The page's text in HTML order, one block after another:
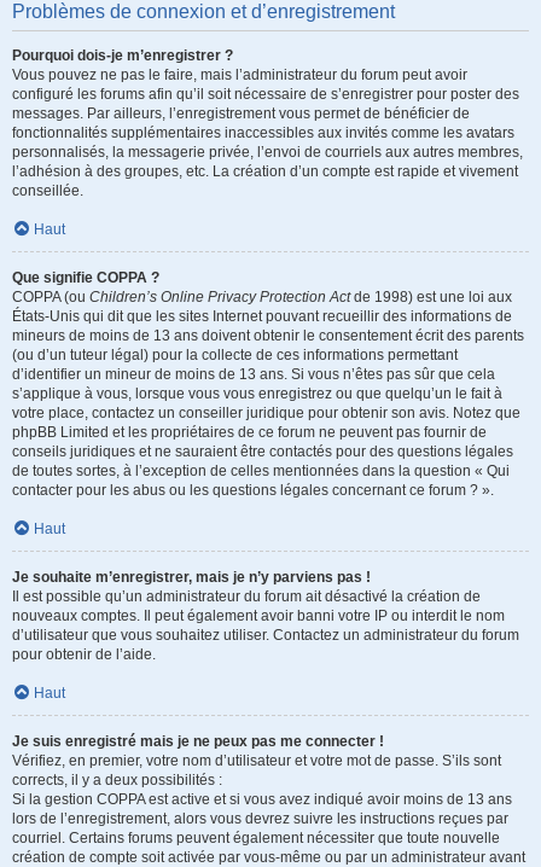
Problèmes de connexion et d’enregistrement
Pourquoi dois-je m’enregistrer ?
Vous pouvez ne pas le faire, mais l’administrateur du forum peut avoir
configuré les forums afin qu’il soit nécessaire de s’enregistrer pour poster des
messages. Par ailleurs, l’enregistrement vous permet de bénéficier de
fonctionnalités supplémentaires inaccessibles aux invités comme les avatars
personnalisés, la messagerie privée, l’envoi de courriels aux autres membres,
l’adhésion à des groupes, etc. La création d’un compte est rapide et vivement
conseillée.
Haut
Que signifie COPPA ?
COPPA (ou Children’s Online Privacy Protection Actde 1998) est une loi aux
États-Unis qui dit que les sites Internet pouvant recueillir des informations de
mineurs de moins de 13 ans doivent obtenir le consentement écrit des parents
(ou d’un tuteur légal) pour la collecte de ces informations permettant
d’identifier un mineur de moins de 13 ans. Si vous n’êtes pas sûr que cela
s’applique à vous, lorsque vous vous enregistrez ou que quelqu’un le fait à
votre place, contactez un conseiller juridique pour obtenir son avis. Notez que
phpBB Limited et les propriétaires de ce forum ne peuvent pas fournir de
conseils juridiques et ne sauraient être contactés pour des questions légales
de toutes sortes, à l’exception de celles mentionnées dans la question « Qui
contacter pour les abus ou les questions légales concernant ce forum ? ».
Haut
Je souhaite m’enregistrer, mais je n’y parviens pas !
Il est possible qu’un administrateur du forum ait désactivé la création de
nouveaux comptes. Il peut également avoir banni votre IP ou interdit le nom
d’utilisateur que vous souhaitez utiliser. Contactez un administrateur du forum
pour obtenir de l’aide.
Haut
Je suis enregistré mais je ne peux pas me connecter !
Vérifiez, en premier, votre nom d’utilisateur et votre mot de passe. S’ils sont
corrects, il y a deux possibilités :
Si la gestion COPPA est active et si vous avez indiqué avoir moins de 13 ans
lors de l’enregistrement, alors vous devrez suivre les instructions reçues par
courriel. Certains forums peuvent également nécessiter que toute nouvelle
création de compte soit activée par vous-même ou par un administrateur avant